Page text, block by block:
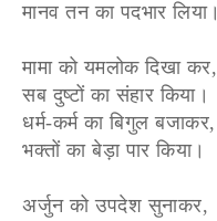
मानव तन का पदभार लिया।
मामा को यमलोक दिखा कर,
सब दुष्टों का संहार किया।
धर्म-कर्म का बिगुल बजाकर,
भक्तों का बेड़ा पार किया।
अर्जुन को उपदेश सुनाकर,